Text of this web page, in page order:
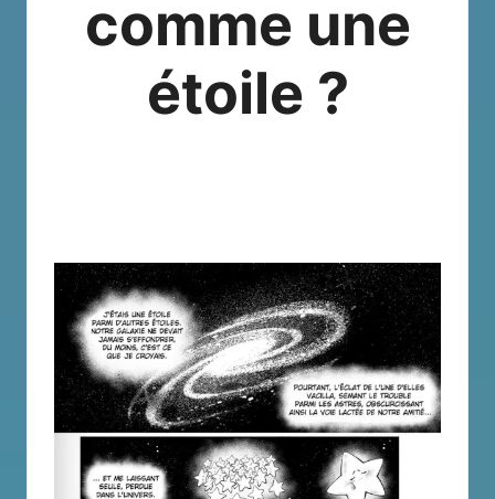
comme une
étoile ?